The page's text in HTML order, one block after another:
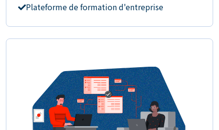
Plateforme de formation d'entreprise